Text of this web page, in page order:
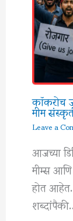
कॉकरोच
मीम
Leave a
आजच्या
मीम्स
होत